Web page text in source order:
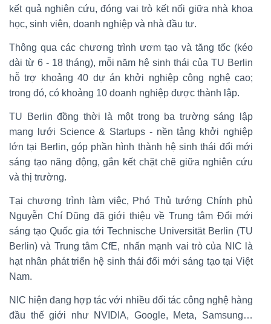
kết quả nghiên cứu, đóng vai trò kết nối giữa nhà khoa
học, sinh viên, doanh nghiệp và nhà đầu tư.
Thông qua các chương trình ươm tạo và tăng tốc (kéo
dài từ 6 - 18 tháng), mỗi năm hệ sinh thái của TU Berlin
hỗ trợ khoảng 40 dự án khởi nghiệp công nghệ cao;
trong đó, có khoảng 10 doanh nghiệp được thành lập.
TU Berlin đồng thời là một trong ba trường sáng lập
mạng lưới Science & Startups - nền tảng khởi nghiệp
lớn tại Berlin, góp phần hình thành hệ sinh thái đổi mới
sáng tạo năng động, gắn kết chặt chẽ giữa nghiên cứu
và thị trường.
Tại chương trình làm việc, Phó Thủ tướng Chính phủ
Nguyễn Chí Dũng đã giới thiệu về Trung tâm Đổi mới
sáng tạo Quốc gia tới Technische Universität Berlin (TU
Berlin) và Trung tâm CfE, nhấn mạnh vai trò của NIC là
hạt nhân phát triển hệ sinh thái đổi mới sáng tạo tại Việt
Nam.
NIC hiện đang hợp tác với nhiều đối tác công nghệ hàng
đầu thế giới như NVIDIA, Google, Meta, Samsung…